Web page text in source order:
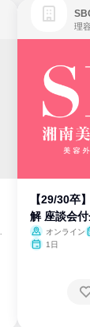
【29/30卒
解 座談会
オンライン
1日